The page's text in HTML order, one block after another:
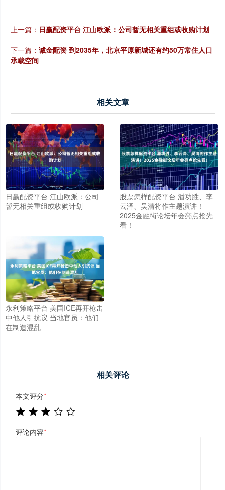
上一篇： 日赢配资平台 江山欧派：公司暂无相关重组或收购计划
下一篇： 诚金配资 到2035年，北京平原新城还有约50万常住人口
承载空间
相关文章
日赢配资平台 江山欧派：公司
暂无相关重组或收购计划
股票怎样配资平台 潘功胜、李
云泽、吴清将作主题演讲！
2025金融街论坛年会亮点抢先
看！
永利策略平台 美国ICE再开枪击
中他人引抗议 当地官员：他们
在制造混乱
相关评论
本文评分*
评论内容*